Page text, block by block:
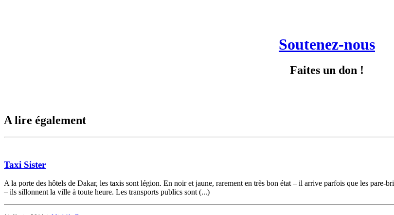
Soutenez-nous
Faites un don !
A lire également
Taxi Sister
A la porte des hôtels de Dakar, les taxis sont légion. En noir et jaune, rarement en très bon état – il arrive parfois que les pare-
– ils sillonnent la ville à toute heure. Les transports publics sont (...)